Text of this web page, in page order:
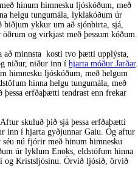
hinum himnesku ljóskóðum, með
helgu tungumála, lyklakóðum úr
ykkur um að sjónbirta, sjá,
og virkjast með þessum kóðum.
minnsta kosti tvo þætti upplýsta,
niður, niður inn í hjarta móður Jarðar.
himnesku ljóskóðum, með helgum
hinna helgu tungumála, með
erfðaþætti tendrast enn frekar
skuluð þið sjá þessa erfðaþætti
inn í hjarta gyðjunnar Gaiu. Og aftur
séu nú fjórir með hinum himnesku
úr lyklum Enoks, eldstöfum hinna
og Kristsljósinu. Örvið ljósið, örvið